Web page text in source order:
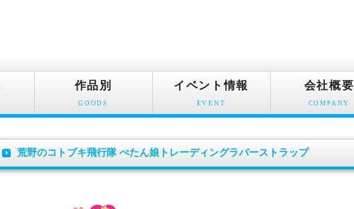
作品別
GOODS
イベント情報
EVENT
会社概要
COMPANY
荒野のコトブキ飛行隊 ぺたん娘トレーディングラバーストラップ